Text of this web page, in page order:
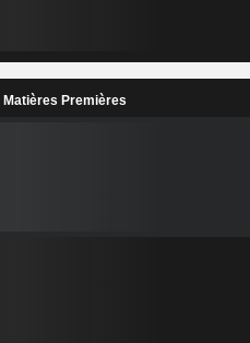
Matières Premières